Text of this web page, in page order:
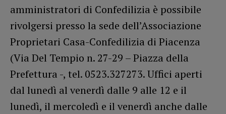
amministratori di Confedilizia è possibile
rivolgersi presso la sede dell’Associazione
Proprietari Casa-Confedilizia di Piacenza
(Via Del Tempio n. 27-29 – Piazza della
Prefettura -, tel. 0523.327273. Uffici aperti
dal lunedì al venerdì dalle 9 alle 12 e il
lunedì, il mercoledì e il venerdì anche dalle